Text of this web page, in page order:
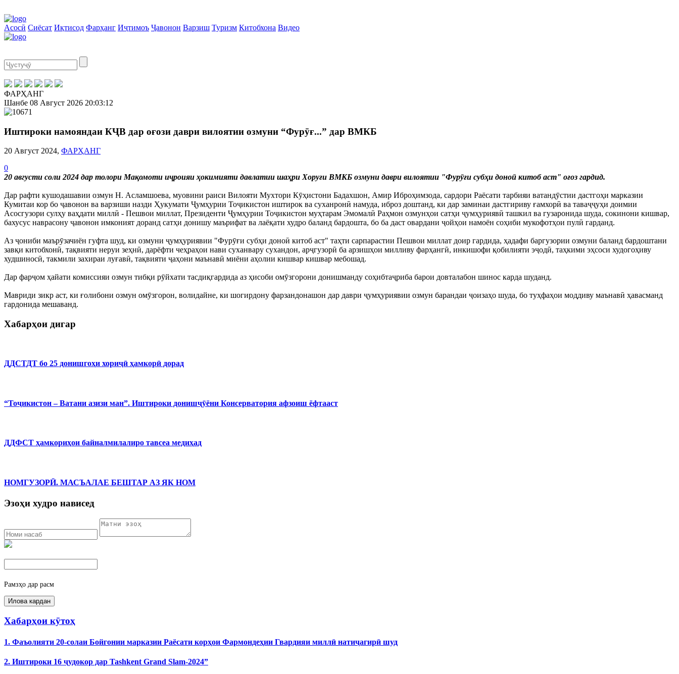
Асосӣ Сиёсат Иқтисод Фарҳанг Иҷтимоъ Ҷавонон Варзиш Туризм Китобхона Видео
ФАРҲАНГ
Шанбе 08 Август 2026 20:03:13
Иштироки намояндаи КҶВ дар оғози даври вилоятии озмуни “Фурӯғ...” дар ВМКБ
20 Август 2024, ФАРҲАНГ
0
20 августи соли 2024 дар толори Мақомоти иҷроияи ҳокимияти давлатии шаҳри Хоруғи ВМКБ озмуни даври вилоятии "Фурӯғи субҳи доноӣ китоб аст" оғоз гардид.
Дар рафти кушодашавии озмун Н. Асламшоева, муовини раиси Вилояти Мухтори Кӯҳистони Бадахшон, Амир Иброҳимзода, сардори Раёсати тарбияи ватандӯстии дастгоҳи марказии
Кумитаи кор бо ҷавонон ва варзиши назди Ҳукумати Ҷумҳурии Тоҷикистон иштирок ва суханронӣ намуда, иброз доштанд, ки дар заминаи дастгириву ғамхорӣ ва таваҷҷуҳи доимии
Асосгузори сулҳу ваҳдати миллӣ - Пешвои миллат, Президенти Ҷумҳурии Тоҷикистон муҳтарам Эмомалӣ Раҳмон озмунҳои сатҳи ҷумҳуриявӣ ташкил ва гузаронида шуда, сокинони кишвар,
бахусус наврасону ҷавонон имконият доранд сатҳи донишу маърифат ва лаёқати худро баланд бардошта, бо ба даст овардани ҷойҳои намоён соҳиби мукофотҳои пулӣ гарданд.
Аз ҷониби маърӯзачиён гуфта шуд, ки озмуни ҷумҳуриявии "Фурӯғи субҳи доноӣ китоб аст" таҳти сарпарастии Пешвои миллат доир гардида, ҳадафи баргузории озмуни баланд бардоштани
завқи китобхонӣ, тақвияти неруи зеҳнӣ, дарёфти чеҳраҳои нави суханвару сухандон, арҷгузорӣ ба арзишҳои милливу фарҳангӣ, инкишофи қобилияти эҷодӣ, таҳкими эҳсоси худогоҳиву
худшиносӣ, такмили захираи луғавӣ, тақвияти ҷаҳони маънавӣ миёни аҳолии кишвар кишвар мебошад.
Дар фарҷом ҳайати комиссияи озмун тибқи рӯйхати тасдиқгардида аз ҳисоби омӯзгорони донишманду соҳибтаҷриба барои довталабон шинос карда шуданд.
Мавриди зикр аст, ки ғолибони озмун омӯзгорон, волидайне, ки шогирдону фарзандонашон дар даври ҷумҳуриявии озмун барандаи ҷоизаҳо шуда, бо туҳфаҳои моддиву маънавӣ ҳавасманд
гардонида мешаванд.
Хабарҳои дигар
ДДСТДТ бо 25 донишгоҳи хориҷӣ ҳамкорӣ дорад
“Тоҷикистон – Ватани азизи ман”. Иштироки донишҷӯёни Консерватория афзоиш ёфтааст
ДДФСТ ҳамкориҳои байналмилалиро тавсеа медиҳад
НОМГУЗОРӢ. МАСЪАЛАЕ БЕШТАР АЗ ЯК НОМ
Эзоҳи худро нависед
Рамзҳо дар расм
Хабарҳои кӯтоҳ
1. Фаъолияти 20-солаи Бойгонии марказии Раёсати корҳои Фармондеҳии Гвардияи миллӣ натиҷагирӣ шуд
2. Иштироки 16 ҷудокор дар Tashkent Grand Slam-2024”